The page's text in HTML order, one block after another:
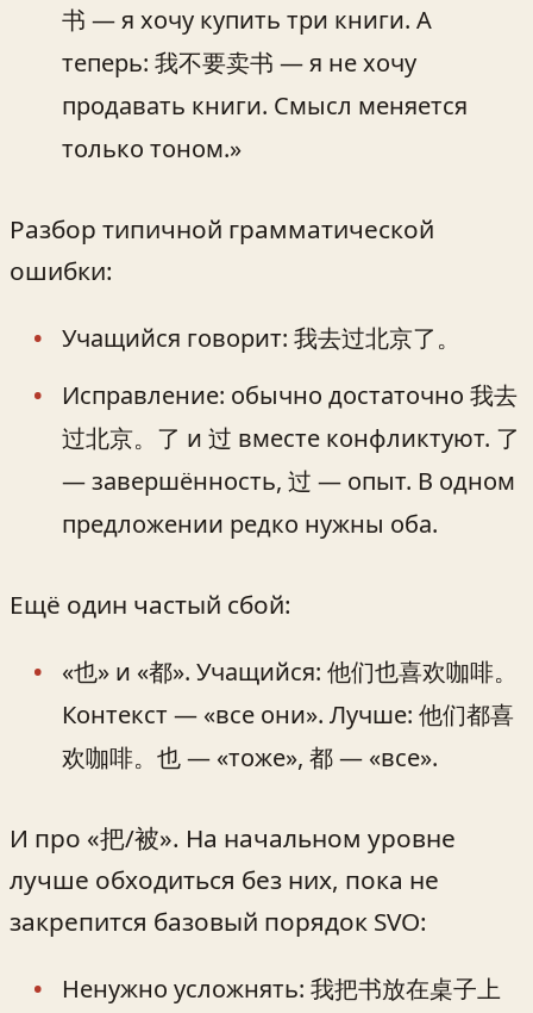
书 — я хочу купить три книги. А
теперь: 我不要卖书 — я не хочу
продавать книги. Смысл меняется
только тоном.»
Разбор типичной грамматической
ошибки:
Учащийся говорит: 我去过北京了。
Исправление: обычно достаточно 我去
过北京。了 и 过 вместе конфликтуют. 了
— завершённость, 过 — опыт. В одном
предложении редко нужны оба.
Ещё один частый сбой:
«也» и «都». Учащийся: 他们也喜欢咖啡。
Контекст — «все они». Лучше: 他们都喜
欢咖啡。也 — «тоже», 都 — «все».
И про «把/被». На начальном уровне
лучше обходиться без них, пока не
закрепится базовый порядок SVO:
Ненужно усложнять: 我把书放在桌子上